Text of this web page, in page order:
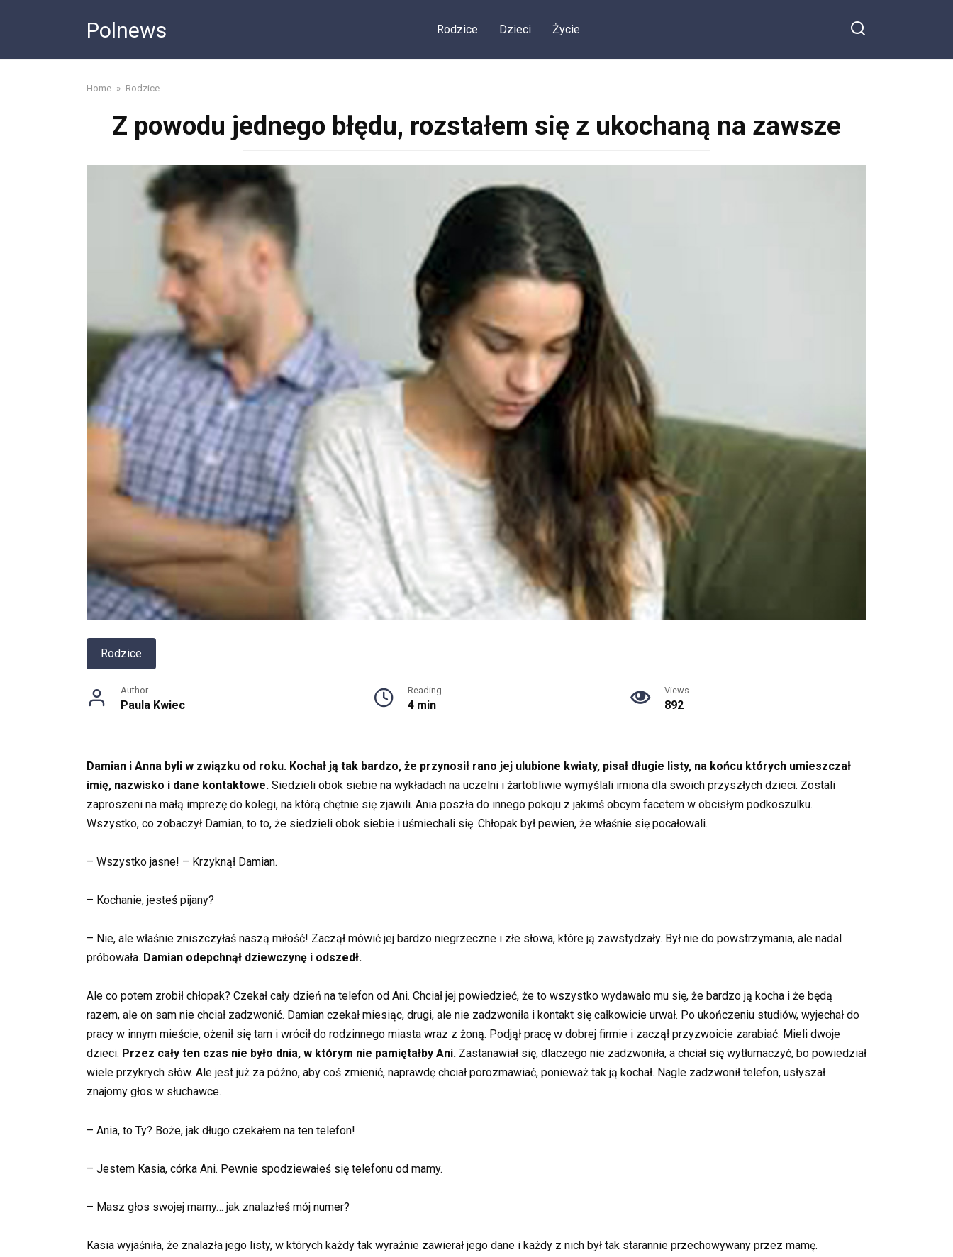
Polnews Rodzice Dzieci Życie
Home » Rodzice
Z powodu jednego błędu, rozstałem się z ukochaną na zawsze
Rodzice
Author
Paula Kwiec
Reading
4 min
Views
892
Damian i Anna byli w związku od roku. Kochał ją tak bardzo, że przynosił rano jej ulubione kwiaty, pisał długie listy, na końcu których umieszczał
imię, nazwisko i dane kontaktowe. Siedzieli obok siebie na wykładach na uczelni i żartobliwie wymyślali imiona dla swoich przyszłych dzieci. Zostali
zaproszeni na małą imprezę do kolegi, na którą chętnie się zjawili. Ania poszła do innego pokoju z jakimś obcym facetem w obcisłym podkoszulku.
Wszystko, co zobaczył Damian, to to, że siedzieli obok siebie i uśmiechali się. Chłopak był pewien, że właśnie się pocałowali.
– Wszystko jasne! – Krzyknął Damian.
– Kochanie, jesteś pijany?
– Nie, ale właśnie zniszczyłaś naszą miłość! Zaczął mówić jej bardzo niegrzeczne i złe słowa, które ją zawstydzały. Był nie do powstrzymania, ale nadal
próbowała. Damian odepchnął dziewczynę i odszedł.
Ale co potem zrobił chłopak? Czekał cały dzień na telefon od Ani. Chciał jej powiedzieć, że to wszystko wydawało mu się, że bardzo ją kocha i że będą
razem, ale on sam nie chciał zadzwonić. Damian czekał miesiąc, drugi, ale nie zadzwoniła i kontakt się całkowicie urwał. Po ukończeniu studiów, wyjechał do
pracy w innym mieście, ożenił się tam i wrócił do rodzinnego miasta wraz z żoną. Podjął pracę w dobrej firmie i zaczął przyzwoicie zarabiać. Mieli dwoje
dzieci. Przez cały ten czas nie było dnia, w którym nie pamiętałby Ani. Zastanawiał się, dlaczego nie zadzwoniła, a chciał się wytłumaczyć, bo powiedział
wiele przykrych słów. Ale jest już za późno, aby coś zmienić, naprawdę chciał porozmawiać, ponieważ tak ją kochał. Nagle zadzwonił telefon, usłyszał
znajomy głos w słuchawce.
– Ania, to Ty? Boże, jak długo czekałem na ten telefon!
– Jestem Kasia, córka Ani. Pewnie spodziewałeś się telefonu od mamy.
– Masz głos swojej mamy… jak znalazłeś mój numer?
Kasia wyjaśniła, że znalazła jego listy, w których każdy tak wyraźnie zawierał jego dane i każdy z nich był tak starannie przechowywany przez mamę.